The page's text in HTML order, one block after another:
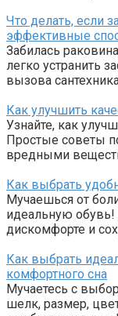
Что делать, если
эффективные
Забилась
легко устранить
вызова
Как улучшить
Узнайте, как
Простые советы
вредными
Как выбрать
Мучаешься от
идеальную обувь!
дискомфорте и
Как выбрать
комфортного сна
Мучаетесь с
шелк, размер,